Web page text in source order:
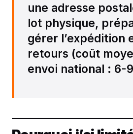
une adresse
lot physique,
gérer l’expédition
retours (coût
envoi national : 6-